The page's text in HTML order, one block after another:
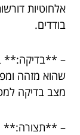
אלחוטיות
בודדים.
– **בדיקה:**
שהוא מזהה
מצב בדיקה
– **תצורה:**